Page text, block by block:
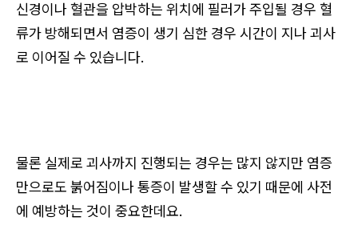
신경이나 혈관을 압박하는 위치에 필러가 주입될 경우 혈
류가 방해되면서 염증이 생기 심한 경우 시간이 지나 괴사
로 이어질 수 있습니다.
물론 실제로 괴사까지 진행되는 경우는 많지 않지만 염증
만으로도 붉어짐이나 통증이 발생할 수 있기 때문에 사전
에 예방하는 것이 중요한데요.